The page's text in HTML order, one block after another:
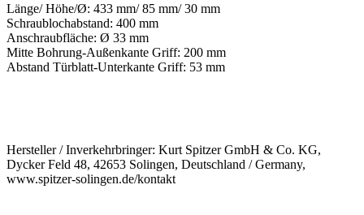
Länge/ Höhe/Ø: 433 mm/ 85 mm/ 30 mm
Schraublochabstand: 400 mm
Anschraubfläche: Ø 33 mm
Mitte Bohrung-Außenkante Griff: 200 mm
Abstand Türblatt-Unterkante Griff: 53 mm
Hersteller / Inverkehrbringer: Kurt Spitzer GmbH & Co. KG,
Dycker Feld 48, 42653 Solingen, Deutschland / Germany,
www.spitzer-solingen.de/kontakt